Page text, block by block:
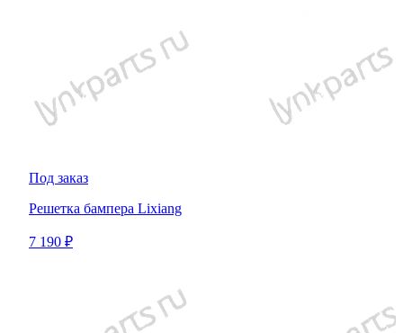
Под заказ
Решетка бампера Lixiang
7 190 ₽